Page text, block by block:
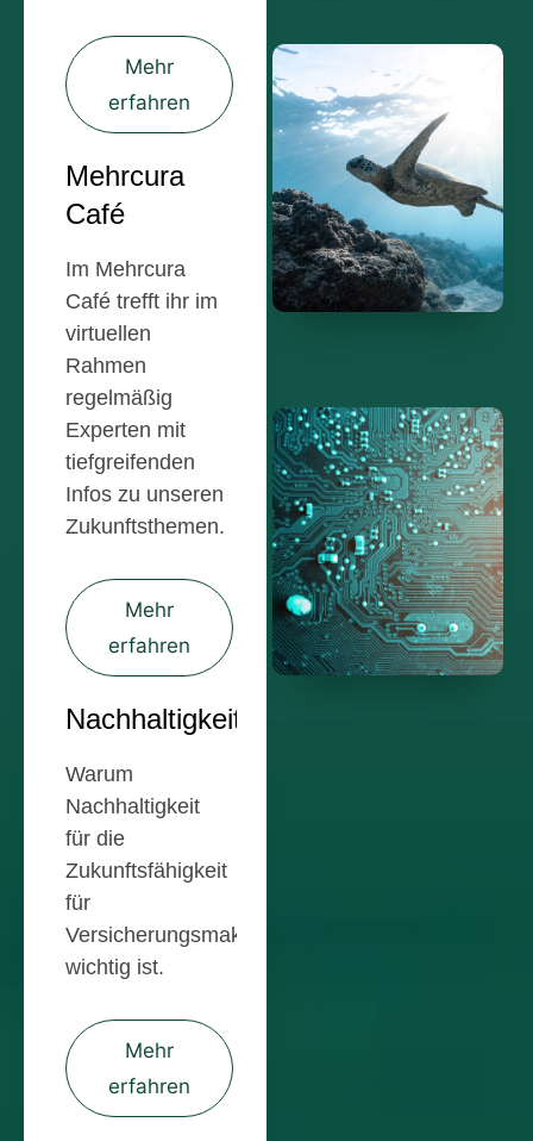
Mehr
erfahren
Mehrcura
Café
Im Mehrcura
Café trefft ihr im
virtuellen
Rahmen
regelmäßig
Experten mit
tiefgreifenden
Infos zu unseren
Zukunftsthemen.
Mehr
erfahren
Nachhaltigkeit
Warum
Nachhaltigkeit
für die
Zukunftsfähigkeit
für
Versicherungsmakler
wichtig ist.
Mehr
erfahren